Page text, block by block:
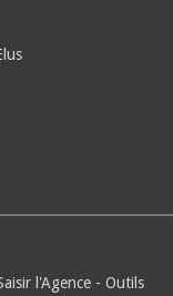
l'Agence - Outils